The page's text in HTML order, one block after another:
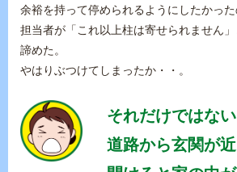
余裕を持って停められるようにしたかっ
担当者が「これ以上柱は寄せられません
諦めた。
やはりぶつけてしまったか・・。
それだけではない
道路から玄関が